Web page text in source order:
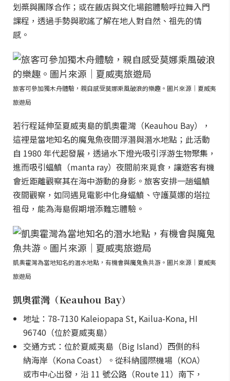
划槳與團隊合作；或在飯店與文化場館體驗呼拉舞入門
課程，透過手勢與歌謠了解在地人對自然、祖先的情
感。
旅客可參加獨木舟體驗，親自感受莫娜乘風破浪的樂趣。圖片來源｜夏威夷
旅遊局
若行程延伸至夏威夷島的凱奧霍灣（Keauhou Bay），
這裡是當地知名的魔鬼魚夜間浮潛與潛水地點；此活動
自 1980 年代起發展，透過水下燈光吸引浮游生物聚集，
進而吸引蝠鱝（manta ray）夜間前來覓食，讓遊客有機
會近距離觀察其在海中游動的身影。旅客安排一趟蝠鱝
夜間觀察，如同遇見電影中化身蝠鱝、守護莫娜的塔拉
祖母，能為海島假期增添難忘體驗。
凱奧霍灣為當地知名的潛水地點，有機會與魔鬼魚共游。圖片來源｜夏威夷
旅遊局
凱奧霍灣（Keauhou Bay）
地址：78-7130 Kaleiopapa St, Kailua-Kona, HI
96740（位於夏威夷島）
交通方式：位於夏威夷島（Big Island）西側的科
納海岸（Kona Coast）。從科納國際機場（KOA）
或市中心出發，沿 11 號公路（Route 11）南下，